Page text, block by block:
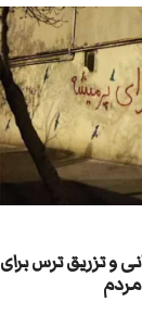
و تزریق ترس برای